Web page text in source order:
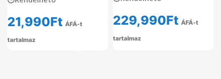
21,990Ft ÁFÁ-t
tartalmaz
229,990Ft ÁFÁ-t
tartalmaz